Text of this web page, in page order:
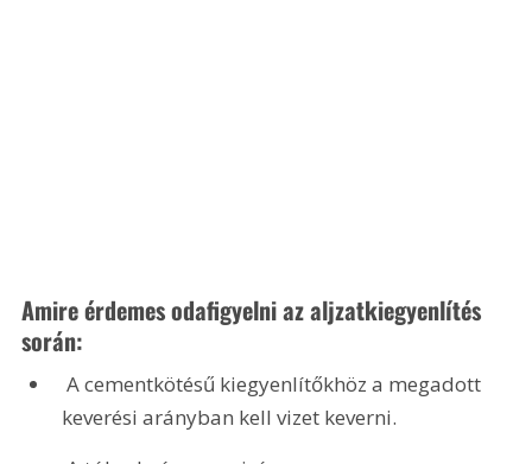
Amire érdemes odafigyelni az aljzatkiegyenlítés
során:
A cementkötésű kiegyenlítőkhöz a megadott
keverési arányban kell vizet keverni.